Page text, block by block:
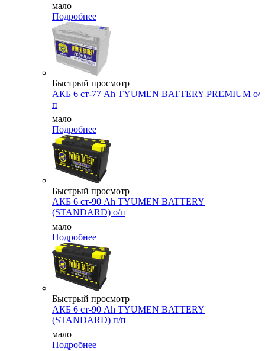
мало
Подробнее
Быстрый просмотр
АКБ 6 ст-77 Ah TYUMEN BATTERY PREMIUM о/
п
мало
Подробнее
Быстрый просмотр
АКБ 6 ст-90 Аh TYUMEN BATTERY
(STANDARD) о/п
мало
Подробнее
Быстрый просмотр
АКБ 6 ст-90 Аh TYUMEN BATTERY
(STANDARD) п/п
мало
Подробнее